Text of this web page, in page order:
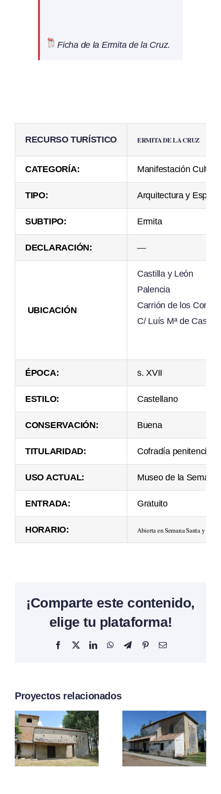
Ficha de la Ermita de la Cruz.
RECURSO TURÍSTICO ERMITA DE LA CRUZ
CATEGORÍA: Manifestación
TIPO: Arquitectura y
SUBTIPO: Ermita
DECLARACIÓN: —
UBICACIÓN
Castilla y León
Palencia
Carrión de los
C/ Luís Mª de Castro,
ÉPOCA: s. XVII
ESTILO: Castellano
CONSERVACIÓN: Buena
TITULARIDAD: Cofradía penitencial
USO ACTUAL: Museo de la Semana
ENTRADA: Gratuito
HORARIO: Abierta en Semana Santa y de
¡Comparte este contenido,
elige tu plataforma!
Facebook
X LinkedInWhatsAppTelegramPinterestCorreo
Proyectos relacionados
De La
Piedad